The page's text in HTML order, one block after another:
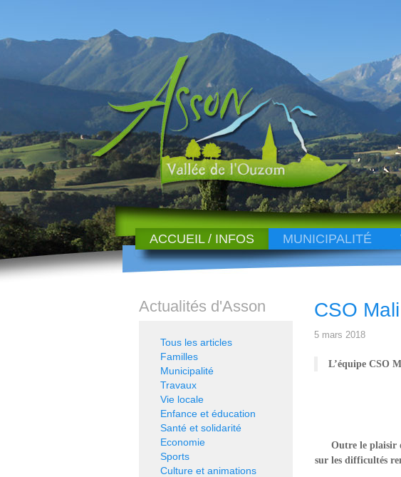
ACCUEIL / INFOS MUNICIPALITÉ
CSO
5 mars 2018
L’équipe CSO
Outre le plaisir
sur les difficultés
Actualités d'Asson
Tous les articles
Familles
Municipalité
Travaux
Vie locale
Enfance et éducation
Santé et solidarité
Economie
Sports
Culture et animations